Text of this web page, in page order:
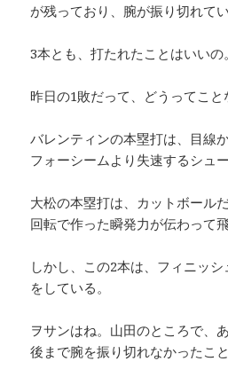
が残っており、腕が振り切れてい
3本とも、打たれたことはいいの。
昨日の1敗だって、どうってこと
バレンティンの本塁打は、目線
フォーシームより失速するシュ
大松の本塁打は、カットボール
回転で作った瞬発力が伝わって飛
しかし、この2本は、フィニッ
をしている。
ヲサンはね。山田のところで、
後まで腕を振り切れなかったこ